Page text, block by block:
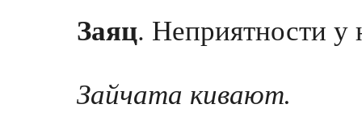
Заяц. Неприятности у
Зайчата кивают.